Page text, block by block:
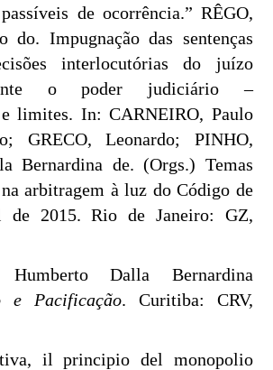
de ocorrência.” RÊGO,
do. Impugnação das sentenças
interlocutórias do juízo
o poder judiciário –
limites. In: CARNEIRO, Paulo
GRECO, Leonardo; PINHO,
Bernardina de. (Orgs.) Temas
arbitragem à luz do Código de
de 2015. Rio de Janeiro: GZ,
Dalla Bernardina
e Pacificação. Curitiba: CRV,
il principio del monopolio